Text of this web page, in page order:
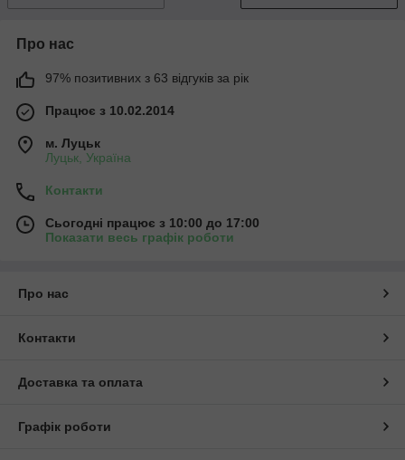
Про нас
97% позитивних з 63 відгуків за рік
Працює з 10.02.2014
м. Луцьк
Луцьк, Україна
Контакти
Сьогодні працює з 10:00 до 17:00
Показати весь графік роботи
Про нас
Контакти
Доставка та оплата
Графік роботи